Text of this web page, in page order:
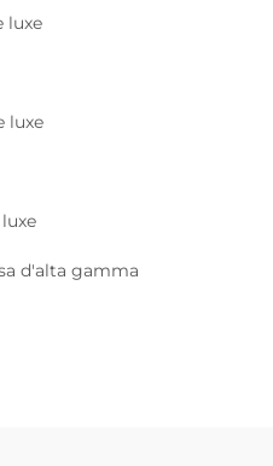
luxe
luxe
d'alta gamma